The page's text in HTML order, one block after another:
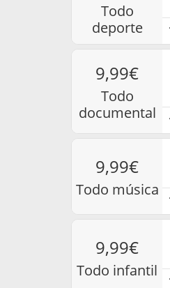
todo
deporte
9,99€
todo
documental
9,99€
todo música
9,99€
todo infantil